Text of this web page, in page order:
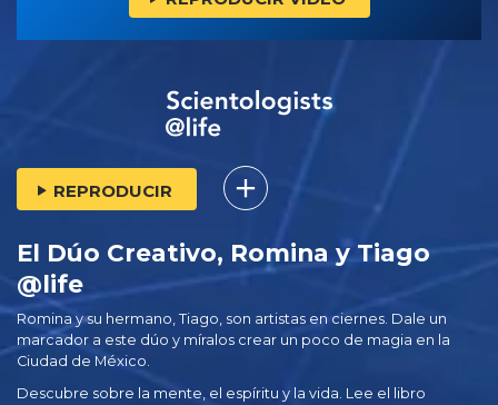
REPRODUCIR
El Dúo Creativo, Romina y Tiago
@life
Romina y su hermano, Tiago, son artistas en ciernes. Dale un
marcador a este dúo y míralos crear un poco de magia en la
Ciudad de México.
Descubre sobre la mente, el espíritu y la vida. Lee el libro